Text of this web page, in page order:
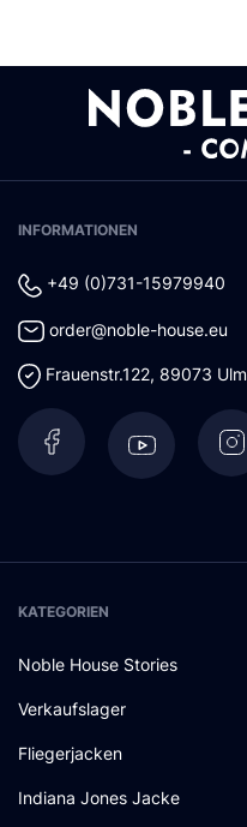
INFORMATIONEN
+49 (0)731-15979940
order@noble-house.eu
Frauenstr.122, 89073 Ulm
KATEGORIEN
Noble House Stories
Verkaufslager
Fliegerjacken
Indiana Jones Jacke